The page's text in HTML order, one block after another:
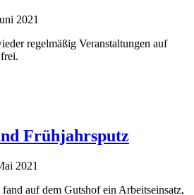
2021
regelmäßig Veranstaltungen auf
Frühjahrsputz
2021
auf dem Gutshof ein Arbeitseinsatz,